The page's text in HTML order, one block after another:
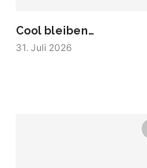
Cool bleiben…
31. Juli 2026